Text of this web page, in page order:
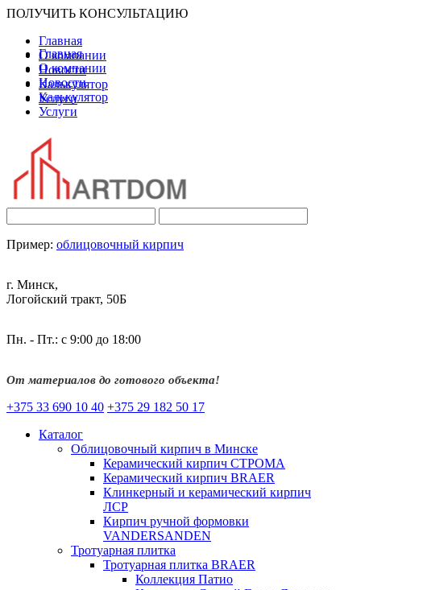
ПОЛУЧИТЬ КОНСУЛЬТАЦИЮ
Главная
О компании
Новости
Калькулятор
Услуги
Главная
О компании
Новости
Калькулятор
Услуги
Пример: облицовочный кирпич
г. Минск,
Логойский тракт, 50Б
Пн. - Пт.: с 9:00 до 18:00
От материалов до готового объекта!
+375 33 690 10 40 +375 29 182 50 17
Каталог
Облицовочный кирпич в Минске
Керамический кирпич СТРОМА
Керамический кирпич BRAER
Клинкерный и керамический кирпич
ЛСР
Кирпич ручной формовки
VANDERSANDEN
Тротуарная плитка
Тротуарная плитка BRAER
Коллекция Патио